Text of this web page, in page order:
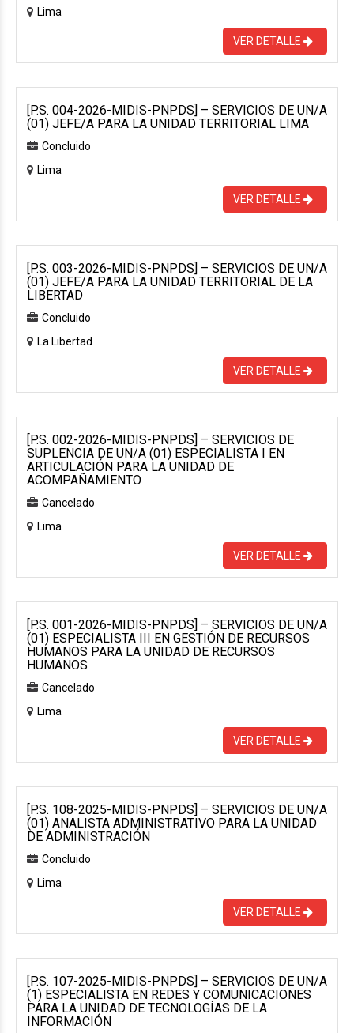
Lima
VER DETALLE
[P.S. 004-2026-MIDIS-PNPDS] – SERVICIOS DE UN/A
(01) JEFE/A PARA LA UNIDAD TERRITORIAL LIMA
Concluido
Lima
VER DETALLE
[P.S. 003-2026-MIDIS-PNPDS] – SERVICIOS DE UN/A
(01) JEFE/A PARA LA UNIDAD TERRITORIAL DE LA
LIBERTAD
Concluido
La Libertad
VER DETALLE
[P.S. 002-2026-MIDIS-PNPDS] – SERVICIOS DE
SUPLENCIA DE UN/A (01) ESPECIALISTA I EN
ARTICULACIÓN PARA LA UNIDAD DE
ACOMPAÑAMIENTO
Cancelado
Lima
VER DETALLE
[P.S. 001-2026-MIDIS-PNPDS] – SERVICIOS DE UN/A
(01) ESPECIALISTA III EN GESTIÓN DE RECURSOS
HUMANOS PARA LA UNIDAD DE RECURSOS
HUMANOS
Cancelado
Lima
VER DETALLE
[P.S. 108-2025-MIDIS-PNPDS] – SERVICIOS DE UN/A
(01) ANALISTA ADMINISTRATIVO PARA LA UNIDAD
DE ADMINISTRACIÓN
Concluido
Lima
VER DETALLE
[P.S. 107-2025-MIDIS-PNPDS] – SERVICIOS DE UN/A
(1) ESPECIALISTA EN REDES Y COMUNICACIONES
PARA LA UNIDAD DE TECNOLOGÍAS DE LA
INFORMACIÓN